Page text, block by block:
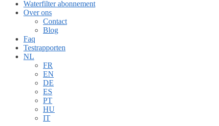
Waterfilter abonnement
Over ons
Contact
Blog
Faq
Testrapporten
NL
FR
EN
DE
ES
PT
HU
IT